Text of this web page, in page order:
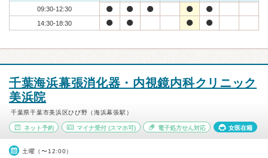
09:30-12:30
14:30-18:30
千葉海浜幕張消化器・内視鏡内科クリニック
美浜院
千葉県千葉市美浜区ひび野（海浜幕張駅）
ネット予約 マイナ受付(スマホ可) 電子処方せん対応 女医在籍
土曜（〜12:00）